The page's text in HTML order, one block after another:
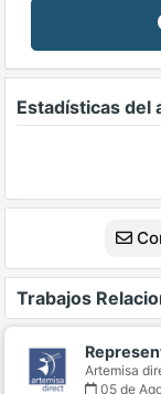
Estadísticas del
Trabajos
Artemisa
05 de